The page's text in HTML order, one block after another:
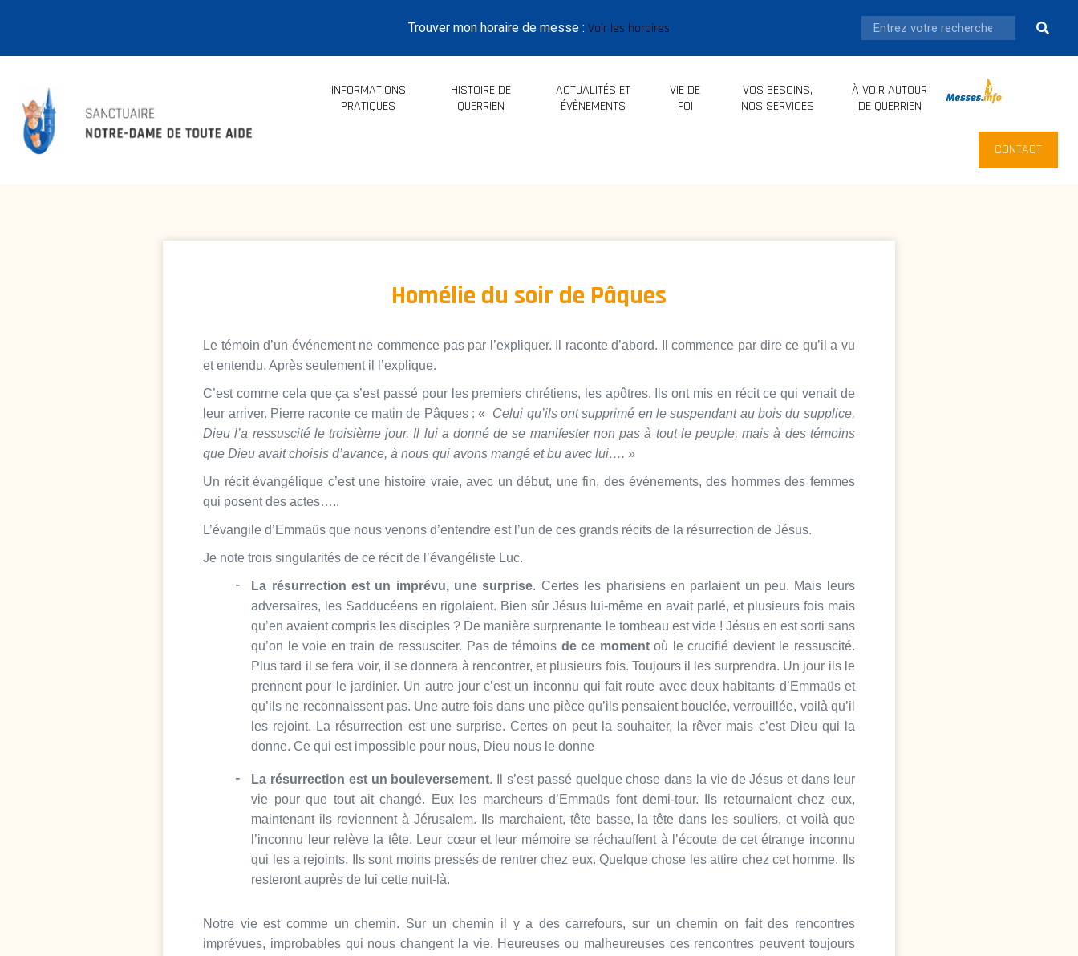
Trouver mon horaire de messe : Voir les horaires
INFORMATIONS
PRATIQUES
HISTOIRE DE
QUERRIEN
ACTUALITÉS ET
ÉVÈNEMENTS
VIE DE
FOI
VOS BESOINS,
NOS SERVICES
À VOIR AUTOUR
DE QUERRIEN
CONTACT
Homélie du soir de Pâques
Le témoin d’un événement ne commence pas par l’expliquer. Il raconte d’abord. Il commence par dire ce qu’il a vu
et entendu. Après seulement il l’explique.
C’est comme cela que ça s’est passé pour les premiers chrétiens, les apôtres. Ils ont mis en récit ce qui venait de
leur arriver. Pierre raconte ce matin de Pâques : « Celui qu’ils ont supprimé en le suspendant au bois du supplice,
Dieu l’a ressuscité le troisième jour. Il lui a donné de se manifester non pas à tout le peuple, mais à des témoins
que Dieu avait choisis d’avance, à nous qui avons mangé et bu avec lui…. »
Un récit évangélique c’est une histoire vraie, avec un début, une fin, des événements, des hommes des femmes
qui posent des actes…..
L’évangile d’Emmaüs que nous venons d’entendre est l’un de ces grands récits de la résurrection de Jésus.
Je note trois singularités de ce récit de l’évangéliste Luc.
La résurrection est un imprévu, une surprise. Certes les pharisiens en parlaient un peu. Mais leurs
adversaires, les Sadducéens en rigolaient. Bien sûr Jésus lui-même en avait parlé, et plusieurs fois mais
qu’en avaient compris les disciples ? De manière surprenante le tombeau est vide ! Jésus en est sorti sans
qu’on le voie en train de ressusciter. Pas de témoins de ce momentoù le crucifié devient le ressuscité.
Plus tard il se fera voir, il se donnera à rencontrer, et plusieurs fois. Toujours il les surprendra. Un jour ils le
prennent pour le jardinier. Un autre jour c’est un inconnu qui fait route avec deux habitants d’Emmaüs et
qu’ils ne reconnaissent pas. Une autre fois dans une pièce qu’ils pensaient bouclée, verrouillée, voilà qu’il
les rejoint. La résurrection est une surprise. Certes on peut la souhaiter, la rêver mais c’est Dieu qui la
donne. Ce qui est impossible pour nous, Dieu nous le donne
La résurrection est un bouleversement. Il s’est passé quelque chose dans la vie de Jésus et dans leur
vie pour que tout ait changé. Eux les marcheurs d’Emmaüs font demi-tour. Ils retournaient chez eux,
maintenant ils reviennent à Jérusalem. Ils marchaient, tête basse, la tête dans les souliers, et voilà que
l’inconnu leur relève la tête. Leur cœur et leur mémoire se réchauffent à l’écoute de cet étrange inconnu
qui les a rejoints. Ils sont moins pressés de rentrer chez eux. Quelque chose les attire chez cet homme. Ils
resteront auprès de lui cette nuit-là.
Notre vie est comme un chemin. Sur un chemin il y a des carrefours, sur un chemin on fait des rencontres
imprévues, improbables qui nous changent la vie. Heureuses ou malheureuses ces rencontres peuvent toujours